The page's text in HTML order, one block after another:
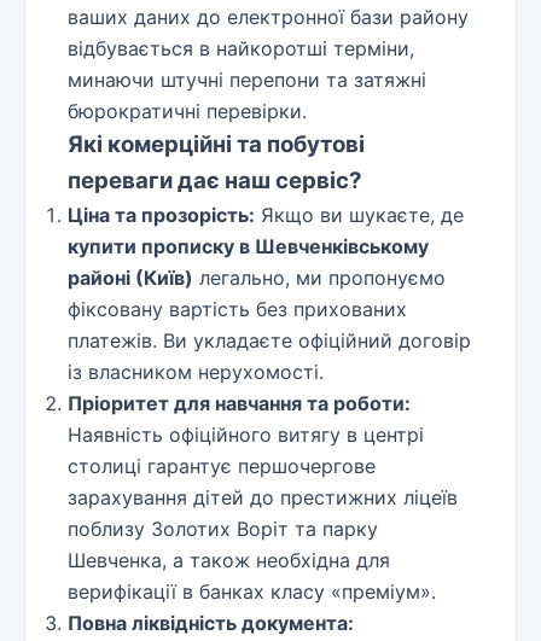
ваших даних до електронної бази району
відбувається в найкоротші терміни,
минаючи штучні перепони та затяжні
бюрократичні перевірки.
Які комерційні та побутові
переваги дає наш сервіс?
Ціна та прозорість: Якщо ви шукаєте, де
купити прописку в Шевченківському
районі (Київ) легально, ми пропонуємо
фіксовану вартість без прихованих
платежів. Ви укладаєте офіційний договір
із власником нерухомості.
Пріоритет для навчання та роботи:
Наявність офіційного витягу в центрі
столиці гарантує першочергове
зарахування дітей до престижних ліцеїв
поблизу Золотих Воріт та парку
Шевченка, а також необхідна для
верифікації в банках класу «преміум».
Повна ліквідність документа: